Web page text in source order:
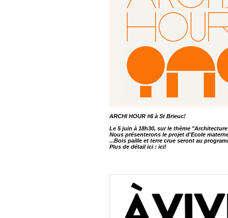
ARCHI HOUR #6 à St Brieuc!
Le 5 juin à 18h30, sur le thème
Nous présenterons le projet d'Ecole
...Bois paille et terre crue seront au
Plus de détail ici : ici!